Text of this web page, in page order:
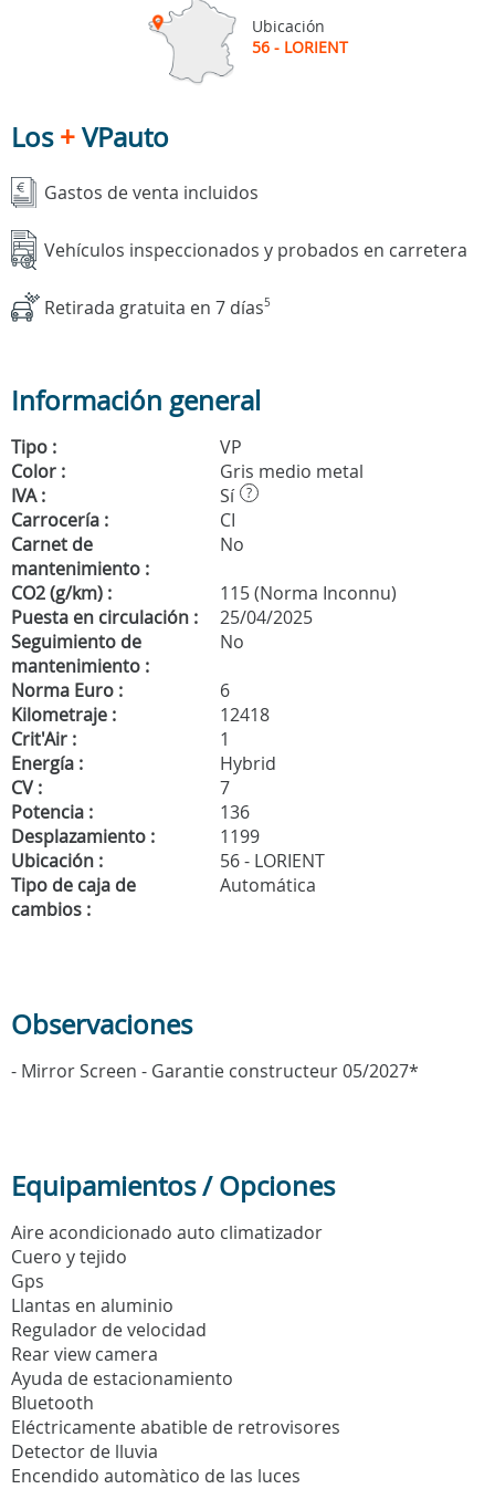
Ubicación
56 - LORIENT
Los+VPauto
Gastos de venta incluidos
Vehículos inspeccionados y probados en carretera
Retirada gratuita en 7 días5
Información general
Tipo :
VP
Color :
Gris medio metal
IVA :
Sí ?
Carrocería :
CI
Carnet de
mantenimiento :
No
CO2 (g/km) :
115 (Norma Inconnu)
Puesta en circulación :
25/04/2025
Seguimiento de
mantenimiento :
No
Norma Euro :
6
Kilometraje :
12418
Crit'Air :
1
Energía :
Hybrid
CV :
7
Potencia :
136
Desplazamiento :
1199
Ubicación :
56 - LORIENT
Tipo de caja de
cambios :
Automática
Observaciones
- Mirror Screen - Garantie constructeur 05/2027*
Equipamientos / Opciones
Aire acondicionado auto climatizador
Cuero y tejido
Gps
Llantas en aluminio
Regulador de velocidad
Rear view camera
Ayuda de estacionamiento
Bluetooth
Eléctricamente abatible de retrovisores
Detector de lluvia
Encendido automàtico de las luces